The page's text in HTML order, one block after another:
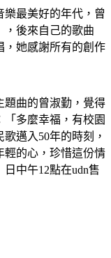
樂最美好的年代，曾
，後來自己的歌曲
，她感謝所有的創作
題曲的曾淑勤，覺得
多麼幸福，有校園
邁入50年的時刻，
輕的心，珍惜這份情
中午12點在udn售